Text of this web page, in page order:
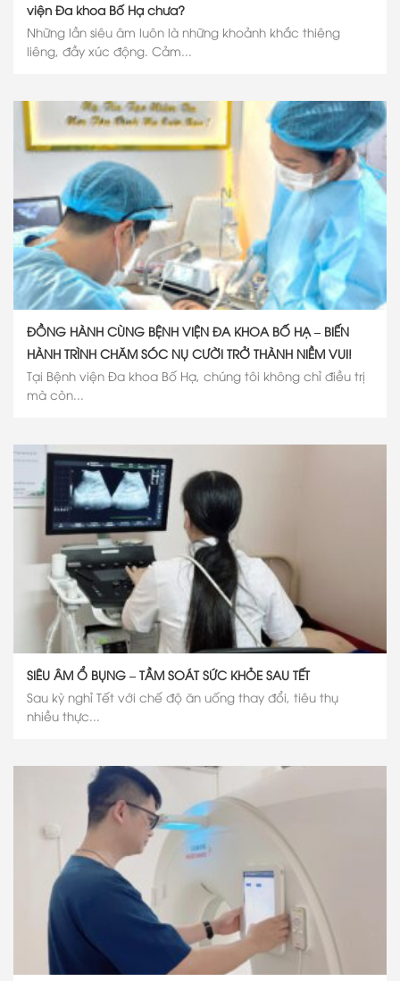
viện Đa khoa Bố Hạ chưa?
Những lần siêu âm luôn là những khoảnh khắc thiêng
liêng, đầy xúc động. Cảm...
ĐỒNG HÀNH CÙNG BỆNH VIỆN ĐA KHOA BỐ HẠ – BIẾN
HÀNH TRÌNH CHĂM SÓC NỤ CƯỜI TRỞ THÀNH NIỀM VUI!
Tại Bệnh viện Đa khoa Bố Hạ, chúng tôi không chỉ điều trị
mà còn...
SIÊU ÂM Ổ BỤNG – TẦM SOÁT SỨC KHỎE SAU TẾT
Sau kỳ nghỉ Tết với chế độ ăn uống thay đổi, tiêu thụ
nhiều thực...